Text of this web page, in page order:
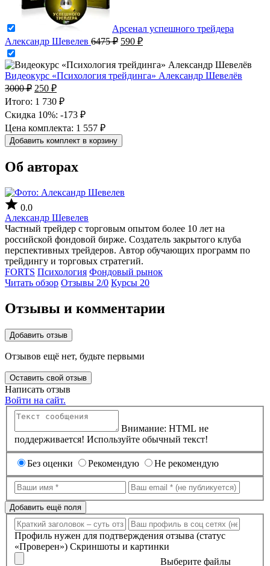
Арсенал успешного трейдера
Александр Шевелев 6475₽ Первоначальная
составляла
6475 ₽.
590 ₽Текущая
590 ₽.
Видеокурс «Психология трейдинга» Александр Шевелёв
3000₽ Первоначальная
цена
составляла
3000 ₽.
250 ₽Текущая
цена:
250 ₽.
Итого: 1 730 ₽
Скидка 10%: -173 ₽
Цена комплекта: 1 557 ₽
Добавить комплект в корзину
Об авторах
0.0
Александр Шевелев
Частный трейдер с торговым опытом более 10 лет на
российской фондовой бирже. Создатель закрытого клуба
перспективных трейдеров. Автор обучающих программ по
трейдингу и торговых стратегий.
FORTS Психология Фондовый рынок
Читать обзор Отзывы 2/0 Курсы 20
Отзывы и комментарии
Добавить отзыв
Отзывов ещё нет, будьте первыми
Оставить свой отзыв
Написать отзыв
Войти на сайт.
Внимание: HTML не
поддерживается! Используйте обычный текст!
Без оценки Рекомендую Не рекомендую
Добавить ещё поля
Профиль нужен для подтверждения отзыва (статус
«Проверен») Скриншоты и картинки
Выберите файлы